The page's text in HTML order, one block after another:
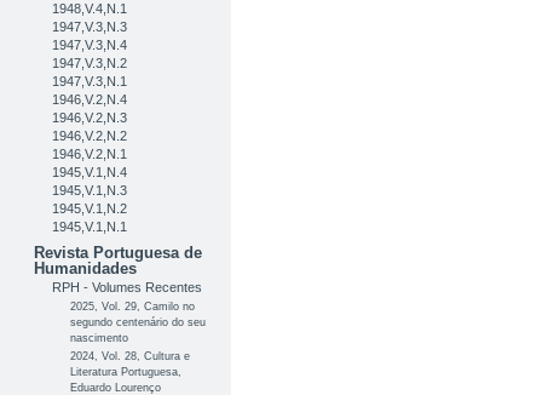
1948,V.4,N.1
1947,V.3,N.3
1947,V.3,N.4
1947,V.3,N.2
1947,V.3,N.1
1946,V.2,N.4
1946,V.2,N.3
1946,V.2,N.2
1946,V.2,N.1
1945,V.1,N.4
1945,V.1,N.3
1945,V.1,N.2
1945,V.1,N.1
Revista Portuguesa de
Humanidades
RPH - Volumes Recentes
2025, Vol. 29, Camilo no
segundo centenário do seu
nascimento
2024, Vol. 28, Cultura e
Literatura Portuguesa,
Eduardo Lourenço